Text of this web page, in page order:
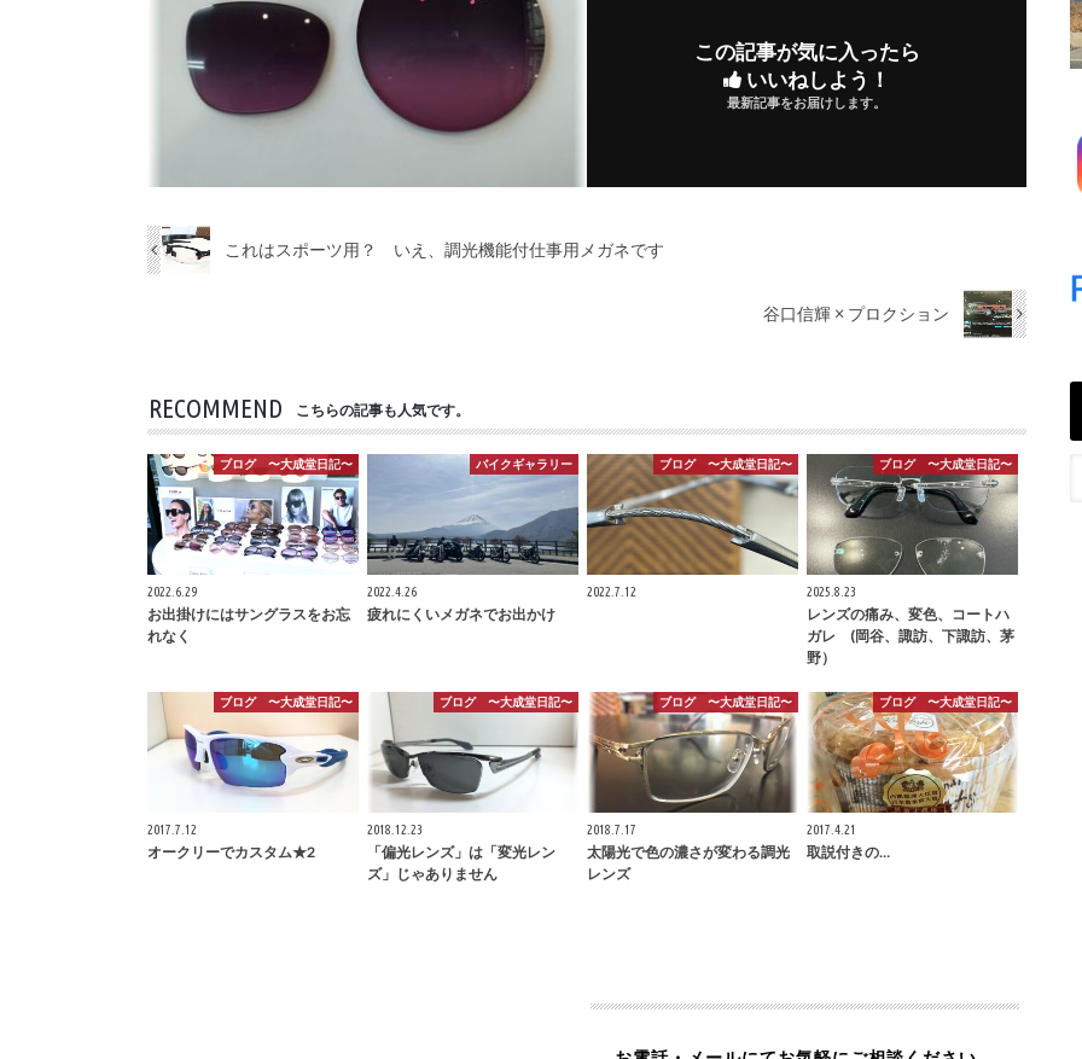
この記事が気に入ったら
いいねしよう！
最新記事をお届けします。
これはスポーツ用？ いえ、調光機能付仕事用メガネです
谷口信輝 × プロクション
RECOMMEND こちらの記事も人気です。
ブログ 〜大成堂日記〜
2022.6.29
お出掛けにはサングラスをお忘
れなく
バイクギャラリー
2022.4.26
疲れにくいメガネでお出かけ
ブログ 〜大成堂日記〜
2022.7.12
ブログ 〜大成堂日記〜
2025.8.23
レンズの痛み、変色、コートハ
ガレ (岡谷、諏訪、下諏訪、茅
野）
ブログ 〜大成堂日記〜
2017.7.12
オークリーでカスタム★2
ブログ 〜大成堂日記〜
2018.12.23
「偏光レンズ」は「変光レン
ズ」じゃありません
ブログ 〜大成堂日記〜
2018.7.17
太陽光で色の濃さが変わる調光
レンズ
ブログ 〜大成堂日記〜
2017.4.21
取説付きの…